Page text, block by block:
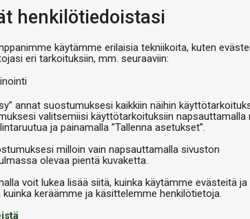
henkilötiedoistasi
käytämme erilaisia tekniikoita, kuten
eri tarkoituksiin, mm. seuraaviin:
annat suostumuksesi kaikkiin näihin
valitsemiisi käyttötarkoituksiin napsauttamalla
ja painamalla ”Tallenna asetukset”.
milloin vain napsauttamalla sivuston
olevaa pientä kuvaketta.
voit lukea lisää siitä, kuinka käytämme evästeitä ja